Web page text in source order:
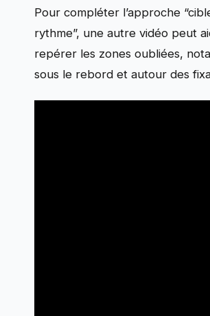
Pour compléter l’approche
rythme”, une autre vidéo peut
repérer les zones oubliées,
sous le rebord et autour des